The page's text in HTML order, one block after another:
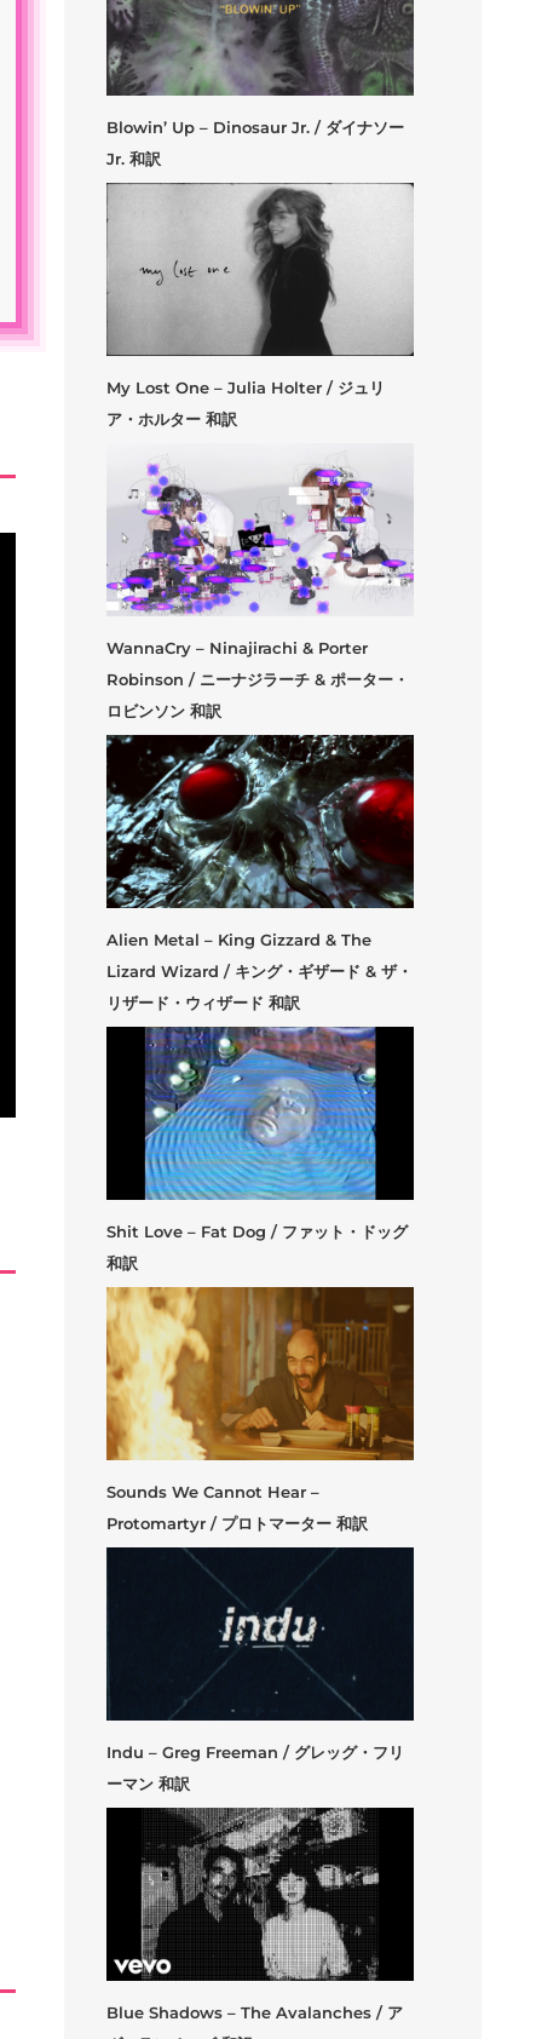
Blowin’ Up – Dinosaur Jr. / ダイナソー
Jr. 和訳
My Lost One – Julia Holter / ジュリ
ア・ホルター 和訳
WannaCry – Ninajirachi & Porter
Robinson / ニーナジラーチ & ポーター・
ロビンソン 和訳
Alien Metal – King Gizzard & The
Lizard Wizard / キング・ギザード & ザ・
リザード・ウィザード 和訳
Shit Love – Fat Dog / ファット・ドッグ
和訳
Sounds We Cannot Hear –
Protomartyr / プロトマーター 和訳
Indu – Greg Freeman / グレッグ・フリ
ーマン 和訳
Blue Shadows – The Avalanches / ア